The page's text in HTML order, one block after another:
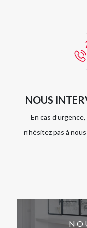
NOUS
En cas
n’hésitez pas à